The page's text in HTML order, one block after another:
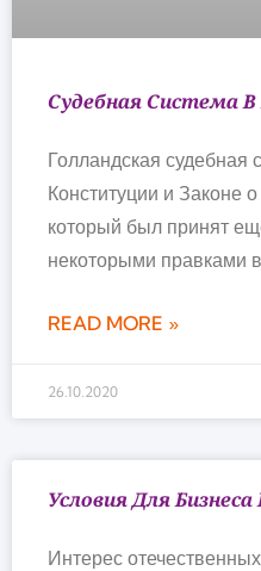
Судебная Система
Голландская судебная
Конституции и Законе
который был принят
некоторыми правками в
READ MORE »
26.10.2020
Условия Для
Интерес